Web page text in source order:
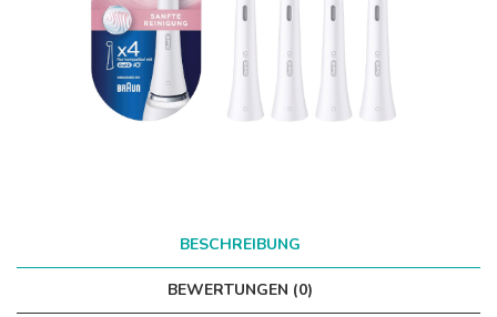
BESCHREIBUNG
BEWERTUNGEN (0)